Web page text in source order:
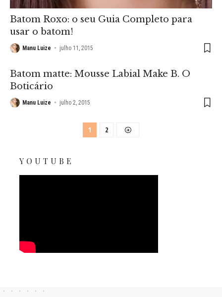
Batom Roxo: o seu Guia Completo para
usar o batom!
Manu Luize julho 11, 2015
Batom matte: Mousse Labial Make B. O
Boticário
Manu Luize julho 2, 2015
1 2
YOUTUBE